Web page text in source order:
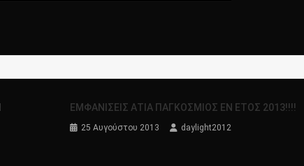
ΕΜΦΑΝΙΣΕΙΣ ΑΤΙΑ ΠΑΓΚΟΣΜΙΟΣ ΕΝ ΕΤΟΣ 2013!!!!
25 Αυγούστου 2013 daylight2012